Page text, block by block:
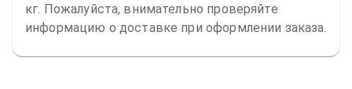
кг. Пожалуйста, внимательно проверяйте
информацию о доставке при оформлении заказа.